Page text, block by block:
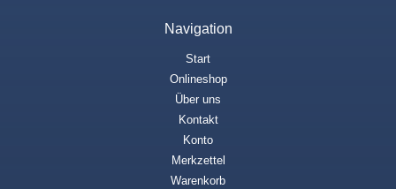
Navigation
Start
Onlineshop
Über uns
Kontakt
Konto
Merkzettel
Warenkorb